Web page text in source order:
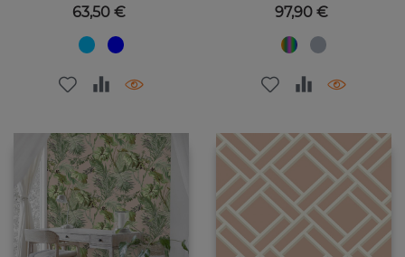
Preis
63,50 € Preis
97,90 €